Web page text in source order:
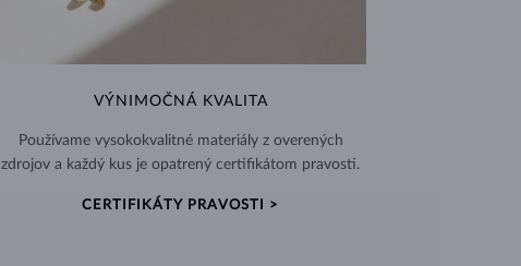
VÝNIMOČNÁ KVALITA
Používame vysokokvalitné materiály z overených
zdrojov a každý kus je opatrený certifikátom pravosti.
CERTIFIKÁTY PRAVOSTI >